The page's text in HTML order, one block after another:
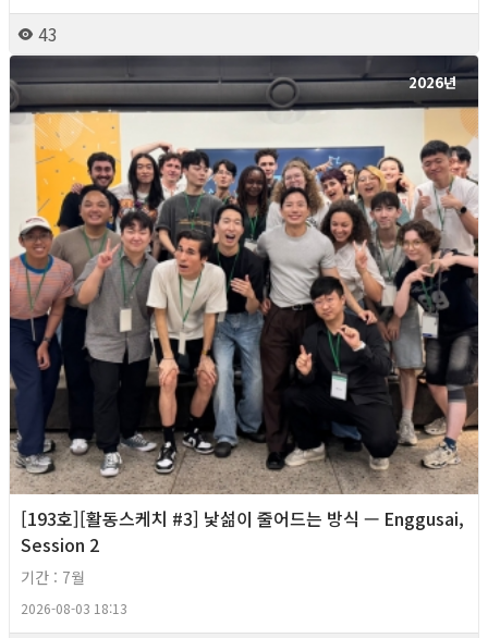
43
2026년
[193호][활동스케치 #3] 낯섦이 줄어드는 방식 — Enggusai,
Session 2
기간 : 7월
2026-08-03 18:13